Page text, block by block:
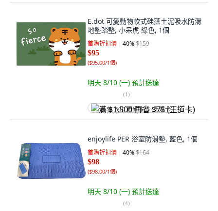
E.dot 可愛動物軟式硅藻土泥吸水防滑
地墊踏墊, 小呆虎 綠色, 1個
首購折扣價 40%$159
$95
($95.00/1個)
明天 8/10 (一) 預計送達
(1)
满 $1,500 再省 $75 (王道卡)
enjoylife PER 浴室防滑墊, 藍色, 1個
首購折扣價 40%$164
$98
($98.00/1個)
明天 8/10 (一) 預計送達
(4)